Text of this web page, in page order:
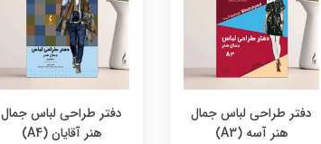
دفتر طراحی لباس جمال
هنر آسه (A3)
دفتر طراحی لباس جمال
هنر آقایان (A4)